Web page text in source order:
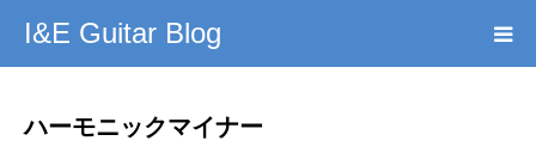
I&E Guitar Blog
ハーモニックマイナー